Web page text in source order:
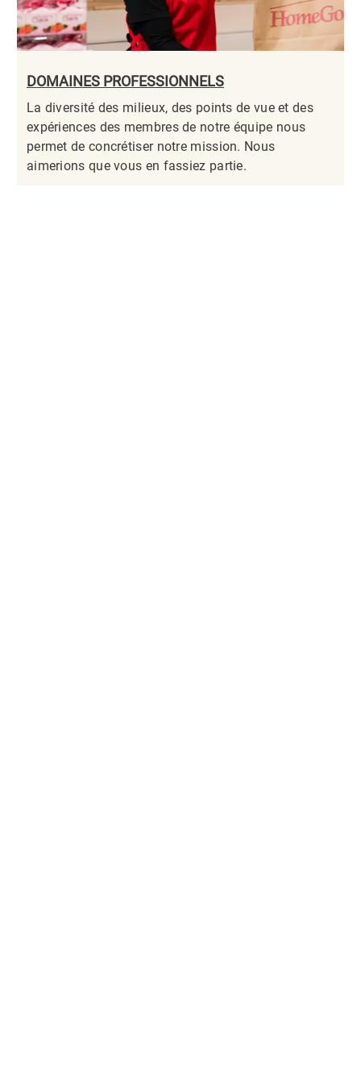
DOMAINES PROFESSIONNELS
La diversité des milieux, des points de vue et des
expériences des membres de notre équipe nous
permet de concrétiser notre mission. Nous
aimerions que vous en fassiez partie.​​​​​​​